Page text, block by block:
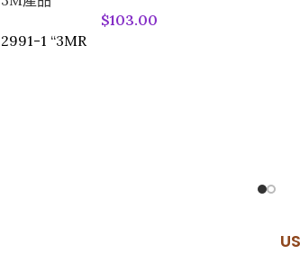
$103.00
2991-1 “3MR